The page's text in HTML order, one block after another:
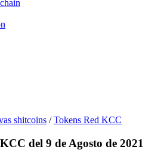
shitcoins /Tokens Red KCC
del 9 de Agosto de 2021